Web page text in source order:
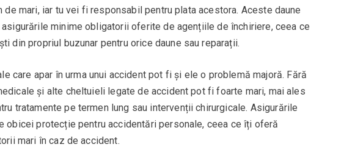
mari, iar tu vei fi responsabil pentru plata acestora. Aceste daune
minime obligatorii oferite de agențiile de închiriere, ceea ce
din propriul buzunar pentru orice daune sau reparații.
care apar în urma unui accident pot fi și ele o problemă majoră. Fără
și alte cheltuieli legate de accident pot fi foarte mari, mai ales
tratamente pe termen lung sau intervenții chirurgicale. Asigurările
obicei protecție pentru accidentări personale, ceea ce îți oferă
mari în caz de accident.